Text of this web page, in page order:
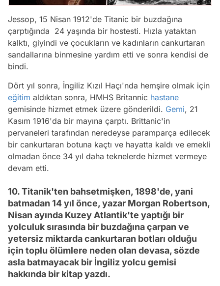
Jessop, 15 Nisan 1912'de Titanic bir buzdağına
çarptığında 24 yaşında bir hostesti. Hızla yataktan
kalktı, giyindi ve çocukların ve kadınların cankurtaran
sandallarına binmesine yardım etti ve sonra kendisi de
bindi.
Dört yıl sonra, İngiliz Kızıl Haçı'nda hemşire olmak için
eğitim aldıktan sonra, HMHS Britannic hastane
gemisinde hizmet etmek üzere gönderildi. Gemi, 21
Kasım 1916'da bir mayına çarptı. Brittanic'in
pervaneleri tarafından neredeyse paramparça edilecek
bir cankurtaran botuna kaçtı ve hayatta kaldı ve emekli
olmadan önce 34 yıl daha teknelerde hizmet vermeye
devam etti.
10. Titanik'ten bahsetmişken, 1898'de, yani
batmadan 14 yıl önce, yazar Morgan Robertson,
Nisan ayında Kuzey Atlantik'te yaptığı bir
yolculuk sırasında bir buzdağına çarpan ve
yetersiz miktarda cankurtaran botları olduğu
için toplu ölümlere neden olan devasa, sözde
asla batmayacak bir İngiliz yolcu gemisi
hakkında bir kitap yazdı.